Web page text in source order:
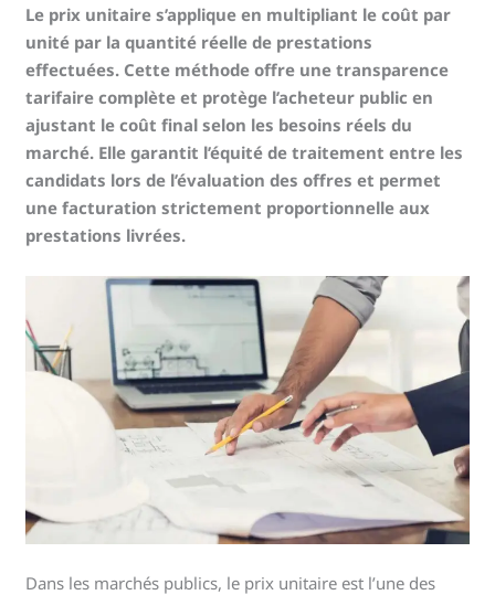
Le prix unitaire s’applique en multipliant le coût par
unité par la quantité réelle de prestations
effectuées. Cette méthode offre une transparence
tarifaire complète et protège l’acheteur public en
ajustant le coût final selon les besoins réels du
marché. Elle garantit l’équité de traitement entre les
candidats lors de l’évaluation des offres et permet
une facturation strictement proportionnelle aux
prestations livrées.
Dans les marchés publics, le prix unitaire est l’une des